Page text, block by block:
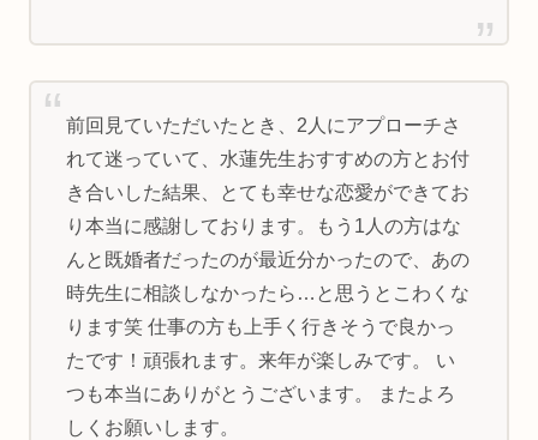
前回見ていただいたとき、2人にアプローチさ
れて迷っていて、水蓮先生おすすめの方とお付
き合いした結果、とても幸せな恋愛ができてお
り本当に感謝しております。もう1人の方はな
んと既婚者だったのが最近分かったので、あの
時先生に相談しなかったら…と思うとこわくな
ります笑 仕事の方も上手く行きそうで良かっ
たです！頑張れます。来年が楽しみです。 い
つも本当にありがとうございます。 またよろ
しくお願いします。